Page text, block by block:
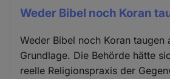
Weder Bibel noch Koran
Weder Bibel noch Koran taugen
Grundlage. Die Behörde hätte
reelle Religionspraxis der